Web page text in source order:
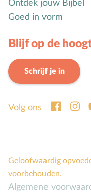
Sociale media
Spel en
Straffen en
T
Taakverdeling
V
Vader-kindrelatie
Verhuizen
Verliefdheid
Verlies
Voeding
Ontdek jouw Bijbel
Goed in vorm
Blijf op de
Schrijf je in
Volg ons
Geloofwaardig
voorbehouden.
Algemene